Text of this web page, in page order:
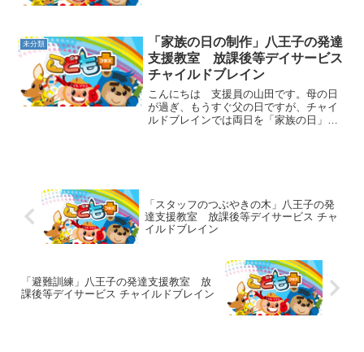
びでした。運動あそびがま...
未分類
「家族の日の制作」八王子の発達
支援教室 放課後等デイサービス
チャイルドブレイン
こんにちは 支援員の山田です。母の日
が過ぎ、もうすぐ父の日ですが、チャイ
ルドブレインでは両日を「家族の日」と
「スタッフのつぶやきの木」八王子の発
達支援教室 放課後等デイサービス チャ
イルドブレイン
「避難訓練」八王子の発達支援教室 放
課後等デイサービス チャイルドブレイン